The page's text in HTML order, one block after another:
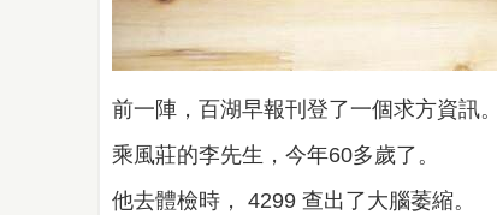
前一陣，百湖早報刊登了一個求方資訊。
乘風莊的李先生，今年60多歲了。
他去體檢時， 4299 查出了大腦萎縮。